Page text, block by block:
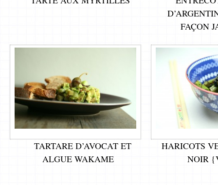
FAÇON
TARTARE D’AVOCAT ET
ALGUE WAKAME
HARICOTS
NOIR